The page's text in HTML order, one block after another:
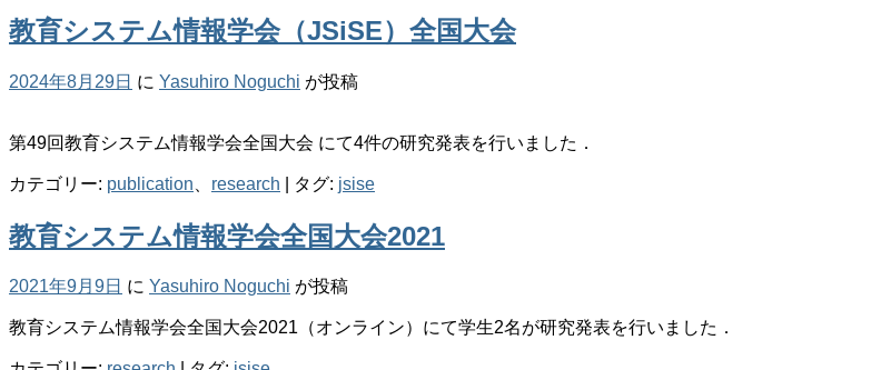
教育システム情報学会（JSiSE）全国大会
2024年8月29日 に Yasuhiro Noguchi が投稿
第49回教育システム情報学会全国大会 にて4件の研究発表を行いました．
カテゴリー: publication research タグ: jsise
教育システム情報学会全国大会2021
2021年9月9日 に Yasuhiro Noguchi が投稿
教育システム情報学会全国大会2021（オンライン）にて学生2名が研究発表を行いました．